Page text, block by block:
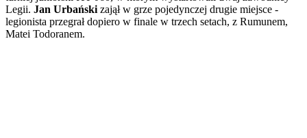
Legii. Jan Urbański zajął w grze pojedynczej drugie miejsce -
legionista przegrał dopiero w finale w trzech setach, z Rumunem,
Matei Todoranem.